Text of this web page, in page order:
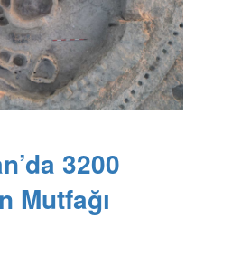
3200
Mutfağı